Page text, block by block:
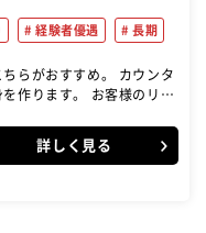
経験者優遇 長期
すすめ。 カウンタ
作ります。 お客様のリク
事します。チームワーク
します。
詳しく見る